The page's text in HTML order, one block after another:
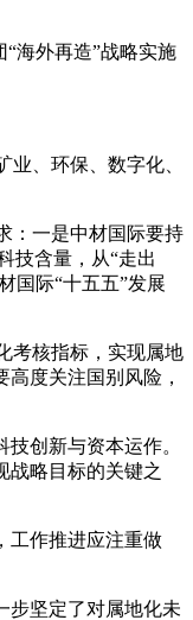
海外再造”战略实施
、环保、数字化、
：一是中材国际要持
技含量，从“走出
国际“十五五”发展
考核指标，实现属地
度关注国别风险，
创新与资本运作。
战略目标的关键之
工作推进应注重做
坚定了对属地化未